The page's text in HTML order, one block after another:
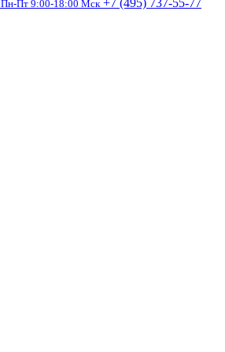
Пн-Пт 9:00-18:00 Мск +7 (495) 737-55-77